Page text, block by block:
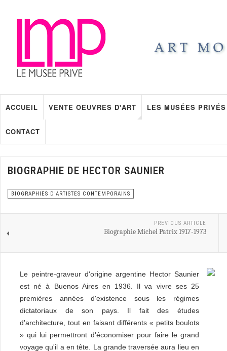
ACCUEIL VENTE OEUVRES D'ART LES MUSÉES PRIVÉS
CONTACT
BIOGRAPHIE DE HECTOR SAUNIER
BIOGRAPHIES D'ARTISTES CONTEMPORAINS
PREVIOUS ARTICLE
Biographie Michel Patrix 1917-1973
Le peintre-graveur d'origine argentine Hector Saunier
est né à Buenos Aires en 1936. Il va vivre ses 25
premières années d'existence sous les régimes
dictatoriaux de son pays. Il fait des études
d'architecture, tout en faisant différents « petits boulots
» qui lui permettront d'économiser pour faire le grand
voyage qu'il a en tête. La grande traversée aura lieu en